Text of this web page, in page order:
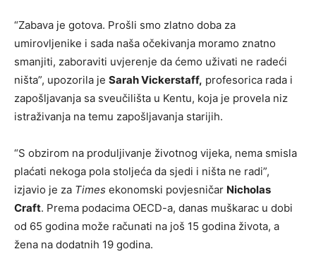
“Zabava je gotova. Prošli smo zlatno doba za
umirovljenike i sada naša očekivanja moramo znatno
smanjiti, zaboraviti uvjerenje da ćemo uživati ne radeći
ništa”, upozorila je Sarah Vickerstaff, profesorica rada i
zapošljavanja sa sveučilišta u Kentu, koja je provela niz
istraživanja na temu zapošljavanja starijih.
“S obzirom na produljivanje životnog vijeka, nema smisla
plaćati nekoga pola stoljeća da sjedi i ništa ne radi”,
izjavio je za Times ekonomski povjesničar Nicholas
Craft. Prema podacima OECD-a, danas muškarac u dobi
od 65 godina može računati na još 15 godina života, a
žena na dodatnih 19 godina.